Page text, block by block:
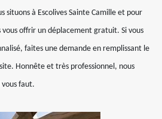
situons à Escolives Sainte Camille et pour
vous offrir un déplacement gratuit. Si vous
faites une demande en remplissant le
Honnête et très professionnel, nous
vous faut.